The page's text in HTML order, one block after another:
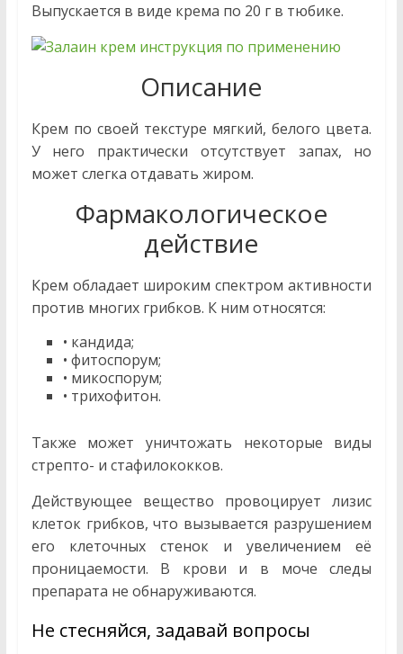
Выпускается в виде крема по 20 г в тюбике.
Описание
Крем по своей текстуре мягкий, белого цвета.
У него практически отсутствует запах, но
может слегка отдавать жиром.
Фармакологическое
действие
Крем обладает широким спектром активности
против многих грибков. К ним относятся:
• кандида;
• фитоспорум;
• микоспорум;
• трихофитон.
Также может уничтожать некоторые виды
стрепто- и стафилококков.
Действующее вещество провоцирует лизис
клеток грибков, что вызывается разрушением
его клеточных стенок и увеличением её
проницаемости. В крови и в моче следы
препарата не обнаруживаются.
Не стесняйся, задавай вопросы